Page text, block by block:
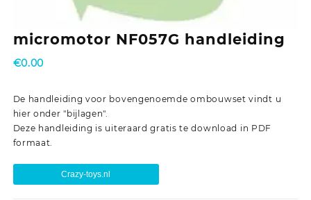
micromotor NF057G handleiding
€0.00
De handleiding voor bovengenoemde ombouwset vindt u
hier onder "bijlagen".
Deze handleiding is uiteraard gratis te download in PDF
formaat.
Crazy-toys.nl